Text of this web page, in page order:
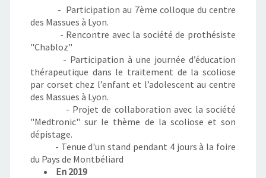
- Participation au 7ème colloque du centre
des Massues à Lyon.
- Rencontre avec la société de prothésiste
"Chabloz"
- Participation à une journée d’éducation
thérapeutique dans le traitement de la scoliose
par corset chez l’enfant et l’adolescent au centre
des Massues à Lyon.
- Projet de collaboration avec la société
"Medtronic" sur le thème de la scoliose et son
dépistage.
- Tenue d'un stand pendant 4 jours à la foire
du Pays de Montbéliard
En 2019